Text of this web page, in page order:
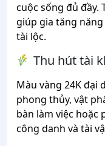
cuộc sống đủ đầy.
giúp gia tăng
tài lộc.
Thu hút tài
Màu vàng 24K đại
phong thủy, vật
bàn làm việc hoặc
công danh và tài